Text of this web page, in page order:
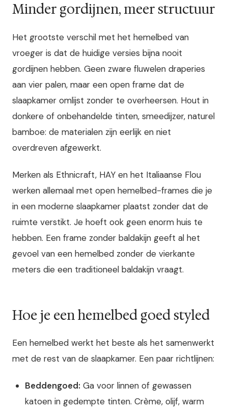
Minder gordijnen, meer structuur
Het grootste verschil met het hemelbed van
vroeger is dat de huidige versies bijna nooit
gordijnen hebben. Geen zware fluwelen draperies
aan vier palen, maar een open frame dat de
slaapkamer omlijst zonder te overheersen. Hout in
donkere of onbehandelde tinten, smeedijzer, naturel
bamboe: de materialen zijn eerlijk en niet
overdreven afgewerkt.
Merken als Ethnicraft, HAY en het Italiaanse Flou
werken allemaal met open hemelbed-frames die je
in een moderne slaapkamer plaatst zonder dat de
ruimte verstikt. Je hoeft ook geen enorm huis te
hebben. Een frame zonder baldakijn geeft al het
gevoel van een hemelbed zonder de vierkante
meters die een traditioneel baldakijn vraagt.
Hoe je een hemelbed goed styled
Een hemelbed werkt het beste als het samenwerkt
met de rest van de slaapkamer. Een paar richtlijnen:
Beddengoed: Ga voor linnen of gewassen
katoen in gedempte tinten. Crème, olijf, warm